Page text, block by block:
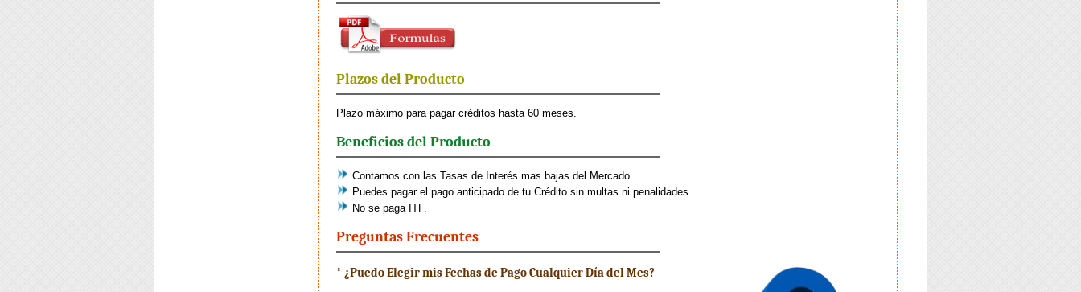
Plazos del Producto
Plazo máximo para pagar créditos hasta 60 meses.
Beneficios del Producto
Contamos con las Tasas de Interés mas bajas del Mercado.
Puedes pagar el pago anticipado de tu Crédito sin multas ni penalidades.
No se paga ITF.
Preguntas Frecuentes
* ¿Puedo Elegir mis Fechas de Pago Cualquier Día del Mes?